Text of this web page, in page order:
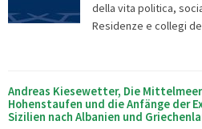
della vita politica,
Residenze e collegi
Andreas Kiesewetter, Die
Hohenstaufen und die Anfänge der
Sizilien nach Albanien und